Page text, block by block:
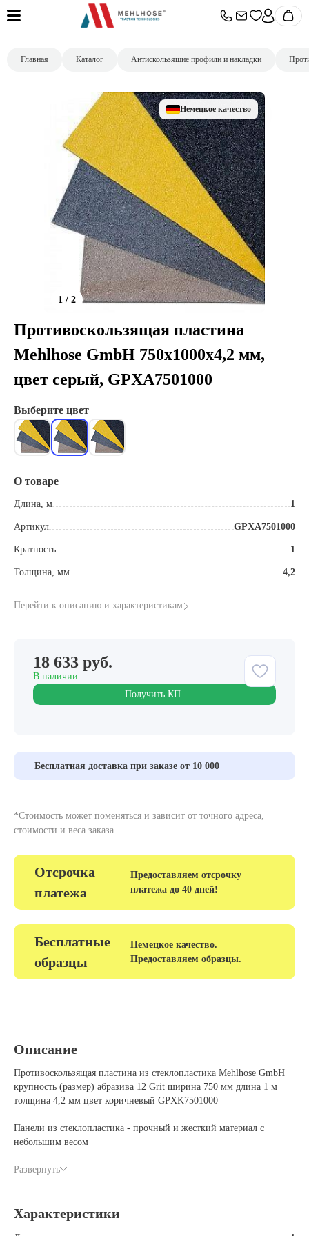
Главная Каталог Aнтискользящие профили и накладки
Немецкое качество
Противоскользящая пластина
Mehlhose GmbH 750х1000х4,2 мм,
цвет серый, GPXA7501000
Выберите цвет
О товаре
Длина, м 1
Артикул GPXA7501000
Кратность 1
Толщина, мм 4,2
Перейти к описанию и характеристикам
18 633 руб.
В наличии
Получить КП
Бесплатная доставка при заказе от 10 000
*Стоимость может поменяться и зависит от точного адреса,
стоимости и веса заказа
Отсрочка
платежа
Предоставляем отсрочку
платежа до 40 дней!
Бесплатные
образцы
Немецкое качество.
Предоставляем образцы.
Описание
Противоскользящая пластина из стеклопластика Mehlhose GmbH
крупность (размер) абразива 12 Grit ширина 750 мм длина 1 м
толщина 4,2 мм цвет коричневый GPXK7501000
Панели из стеклопластика - прочный и жесткий материал с
небольшим весом
Связующий материал - полиэфирная смола
Подходит для применения на любом типе поверхности в любых
Развернуть
Характеристики